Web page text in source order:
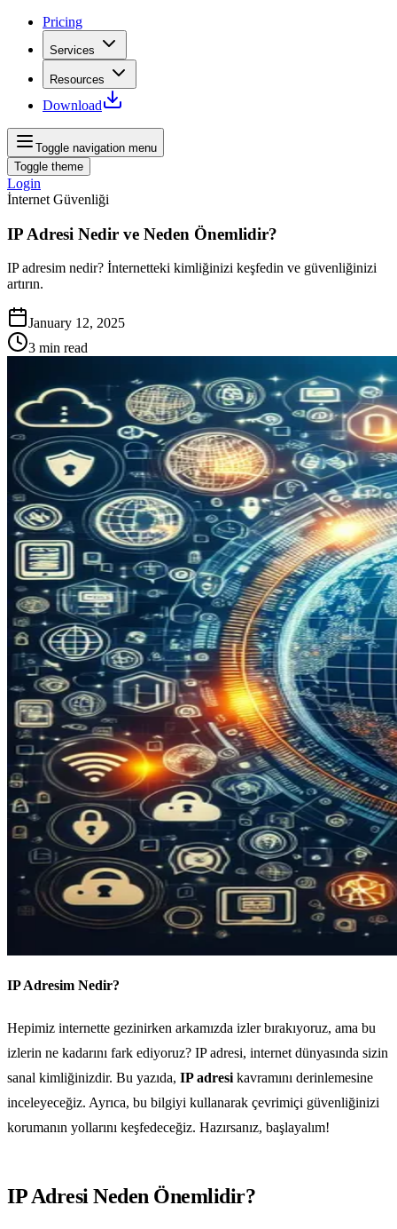
Pricing
Services
Resources
Download
Toggle navigation menu
Toggle theme
Login
İnternet Güvenliği
IP Adresi Nedir ve Neden Önemlidir?
IP adresim nedir? İnternetteki kimliğinizi keşfedin ve güvenliğinizi
artırın.
January 12, 2025
3 min read
IP Adresim Nedir?
Hepimiz internette gezinirken arkamızda izler bırakıyoruz, ama bu
izlerin ne kadarını fark ediyoruz? IP adresi, internet dünyasında sizin
sanal kimliğinizdir. Bu yazıda, IP adresikavramını derinlemesine
inceleyeceğiz. Ayrıca, bu bilgiyi kullanarak çevrimiçi güvenliğinizi
korumanın yollarını keşfedeceğiz. Hazırsanız, başlayalım!
IP Adresi Neden Önemlidir?